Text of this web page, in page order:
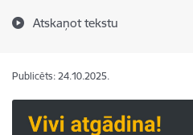
Atskaņot tekstu
Publicēts: 24.10.2025.